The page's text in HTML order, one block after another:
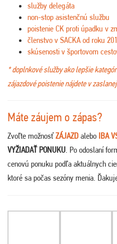
služby delegáta
non-stop asistenčnú službu
poistenie CK proti úpadku v
členstvo v SACKA od roku
skúsenosti v športovom
* doplnkové služby ako lepšie
zájazdové poistenie nájdete v
Máte záujem o zápas?
Zvoľte možnosťZÁJAZD alebo IBA
VYŽIADAŤ PONUKU. Po odoslaní
cenovú ponuku podľa aktuálnych
ktoré sa počas sezóny menia.